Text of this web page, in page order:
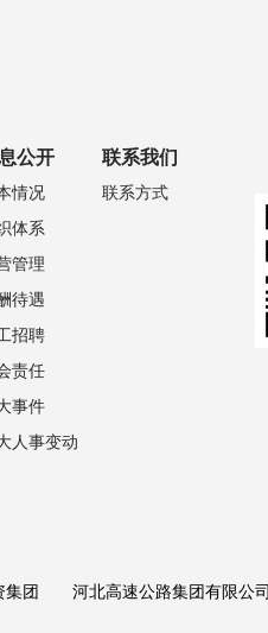
公开
情况
体系
管理
待遇
招聘
责任
事件
人事变动
联系我们
联系方式
集团
河北高速公路集团有限公司